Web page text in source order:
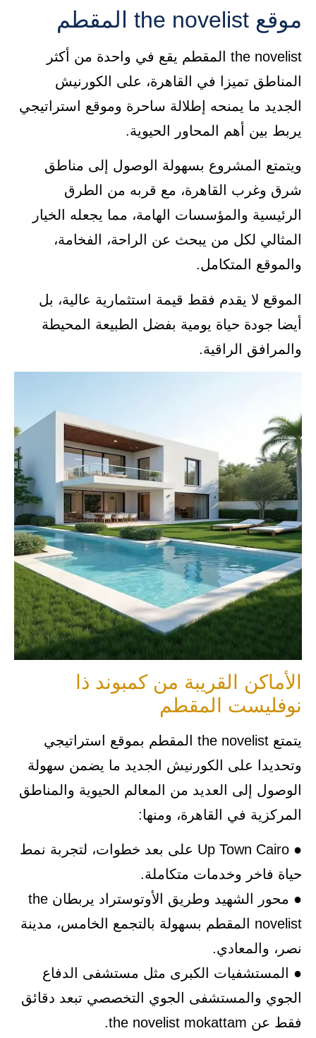
موقع the novelist المقطم
the novelist المقطم يقع في واحدة من أكثر
المناطق تميزا في القاهرة، على الكورنيش
الجديد ما يمنحه إطلالة ساحرة وموقع استراتيجي
يربط بين أهم المحاور الحيوية.
ويتمتع المشروع بسهولة الوصول إلى مناطق
شرق وغرب القاهرة، مع قربه من الطرق
الرئيسية والمؤسسات الهامة، مما يجعله الخيار
المثالي لكل من يبحث عن الراحة، الفخامة،
والموقع المتكامل.
الموقع لا يقدم فقط قيمة استثمارية عالية، بل
أيضا جودة حياة يومية بفضل الطبيعة المحيطة
والمرافق الراقية.
الأماكن القريبة من كمبوند ذا
نوفليست المقطم
يتمتع the novelist المقطم بموقع استراتيجي
وتحديدا على الكورنيش الجديد ما يضمن سهولة
الوصول إلى العديد من المعالم الحيوية والمناطق
المركزية في القاهرة، ومنها:
● Up Town Cairo على بعد خطوات، لتجربة نمط
حياة فاخر وخدمات متكاملة.
● محور الشهيد وطريق الأوتوستراد يربطان the
novelist المقطم بسهولة بالتجمع الخامس، مدينة
نصر، والمعادي.
● المستشفيات الكبرى مثل مستشفى الدفاع
الجوي والمستشفى الجوي التخصصي تبعد دقائق
فقط عن the novelist mokattam.